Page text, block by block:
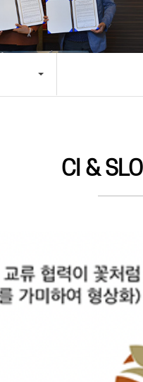
CI &